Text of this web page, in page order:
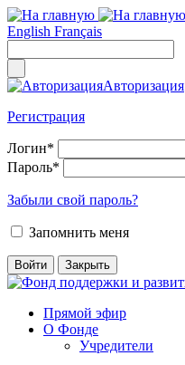
English Français
Авторизация
Регистрация
Логин*
Пароль*
Забыли свой пароль?
Запомнить меня
Прямой эфир
О Фонде
Учредители